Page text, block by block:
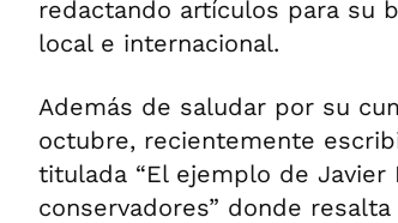
redactando artículos para su
local e internacional.
Además de saludar por su
octubre, recientemente
titulada “El ejemplo de
conservadores” donde